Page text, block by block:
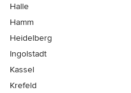
Halle
Hamm
Heidelberg
Ingolstadt
Kassel
Krefeld